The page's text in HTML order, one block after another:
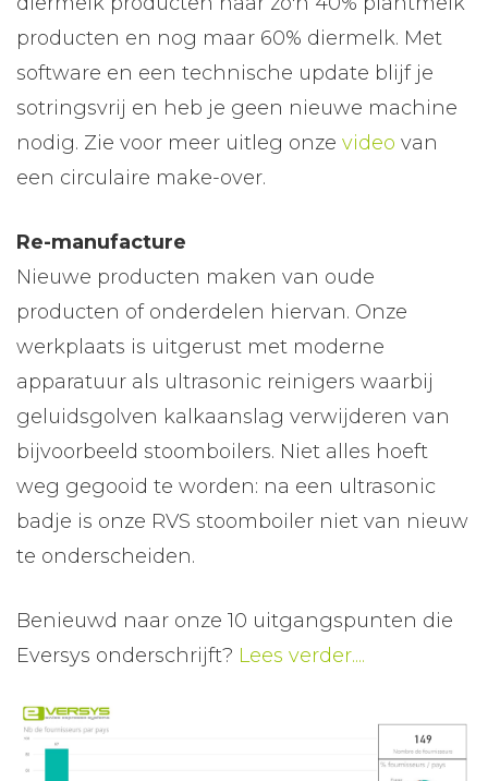
producten en nog maar 60% diermelk. Met
software en een technische update blijf je
sotringsvrij en heb je geen nieuwe machine
nodig. Zie voor meer uitleg onze video van
een circulaire make-over.
Re-manufacture
Nieuwe producten maken van oude
producten of onderdelen hiervan. Onze
werkplaats is uitgerust met moderne
apparatuur als ultrasonic reinigers waarbij
geluidsgolven kalkaanslag verwijderen van
bijvoorbeeld stoomboilers. Niet alles hoeft
weg gegooid te worden: na een ultrasonic
badje is onze RVS stoomboiler niet van nieuw
te onderscheiden.
Benieuwd naar onze 10 uitgangspunten die
Eversys onderschrijft? Lees verder....